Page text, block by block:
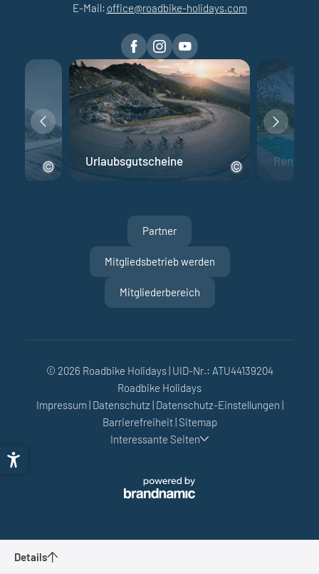
Vorarlberg
Details
E-Mail: office@roadbike-holidays.com
Urlaubsgutscheine
Partner
Mitgliedsbetrieb werden
Mitgliederbereich
© 2026 Roadbike Holidays| UID-Nr.: ATU44139204
Roadbike Holidays
Impressum| Datenschutz | Datenschutz-Einstellungen |
Barrierefreiheit| Sitemap
Interessante Seiten